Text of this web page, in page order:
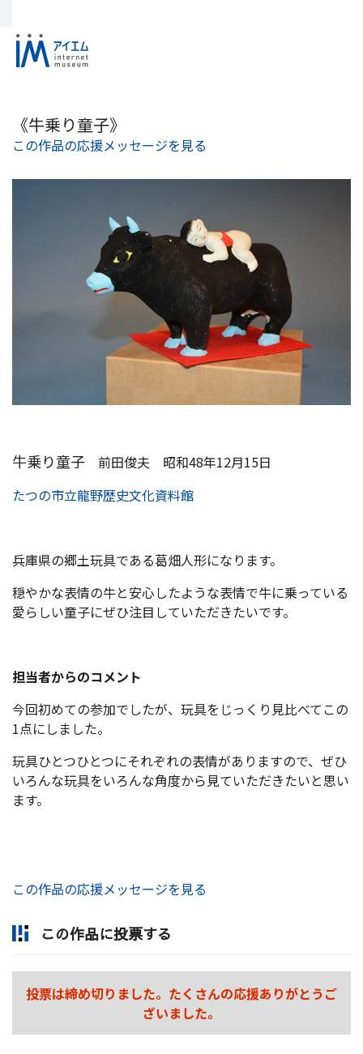
《牛乗り童子》
この作品の応援メッセージを見る
牛乗り童子 前田俊夫 昭和48年12月15日
たつの市立龍野歴史文化資料館
兵庫県の郷土玩具である葛畑人形になります。
穏やかな表情の牛と安心したような表情で牛に乗っている
愛らしい童子にぜひ注目していただきたいです。
担当者からのコメント
今回初めての参加でしたが、玩具をじっくり見比べてこの
1点にしました。
玩具ひとつひとつにそれぞれの表情がありますので、ぜひ
いろんな玩具をいろんな角度から見ていただきたいと思い
ます。
この作品の応援メッセージを見る
この作品に投票する
投票は締め切りました。たくさんの応援ありがとうご
ざいました。